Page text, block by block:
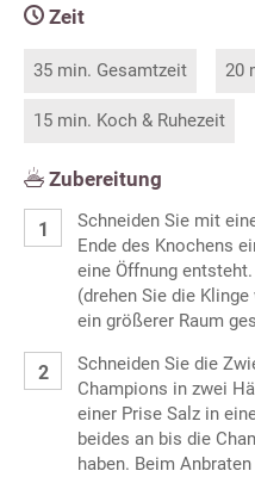
Zeit
35 min. Gesamtzeit 20
15 min. Koch & Ruhezeit
Zubereitung
Schneiden Sie mit
Ende des Knochens
eine Öffnung
(drehen Sie die
ein größerer Raum
Schneiden Sie die
Champions in zwei
einer Prise Salz in
beides an bis die
haben. Beim